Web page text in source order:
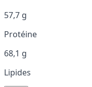
57,7 g
Protéine
68,1 g
Lipides